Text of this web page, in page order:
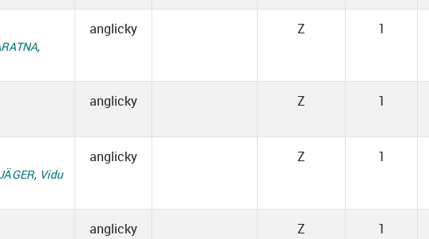
,
anglicky Z 1
anglicky Z 1
, Vidu
anglicky Z 1
anglicky Z 1